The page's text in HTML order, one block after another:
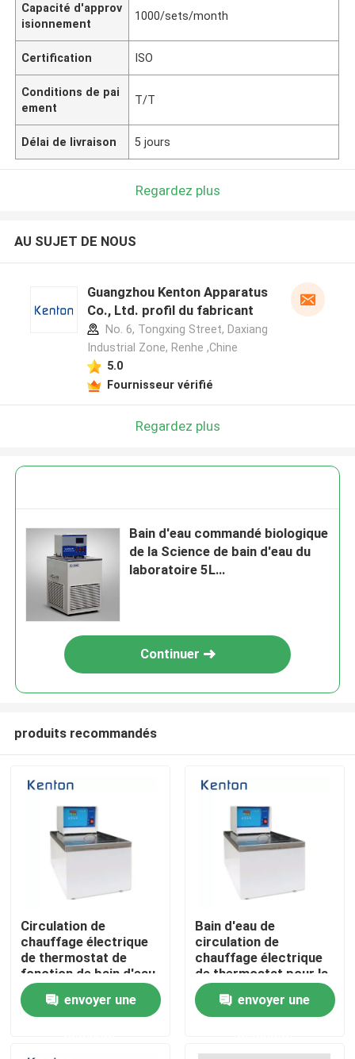
Accueil
A propos de nous
Contacts
Capacité d'approv
isionnement
1000/sets/month
Certification ISO
Conditions de pai
ement
T/T
Délai de livraison 5 jours
Regardez plus
AU SUJET DE NOUS
Guangzhou Kenton Apparatus
Co., Ltd. profil du fabricant
No. 6, Tongxing Street, Daxiang
Industrial Zone, Renhe ,Chine
5.0
Fournisseur vérifié
Regardez plus
Bain d'eau commandé biologique
de la Science de bain d'eau du
laboratoire 5L
Continuer
produits recommandés
Circulation de
chauffage électrique
de thermostat de
fonction de bain d'eau
multi de laboratoire
envoyer une
Bain d'eau de
circulation de
chauffage électrique
de thermostat pour la
fonction multi de
laboratoireenvoyer une